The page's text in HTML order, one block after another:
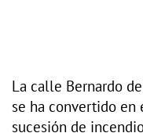
La calle Bernardo
se ha convertido en
sucesión de